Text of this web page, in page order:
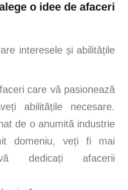
o idee de afaceri
interesele și abilitățile
care vă pasionează
abilitățile necesare.
de o anumită industrie
domeniu, veți fi mai
dedicați afacerii